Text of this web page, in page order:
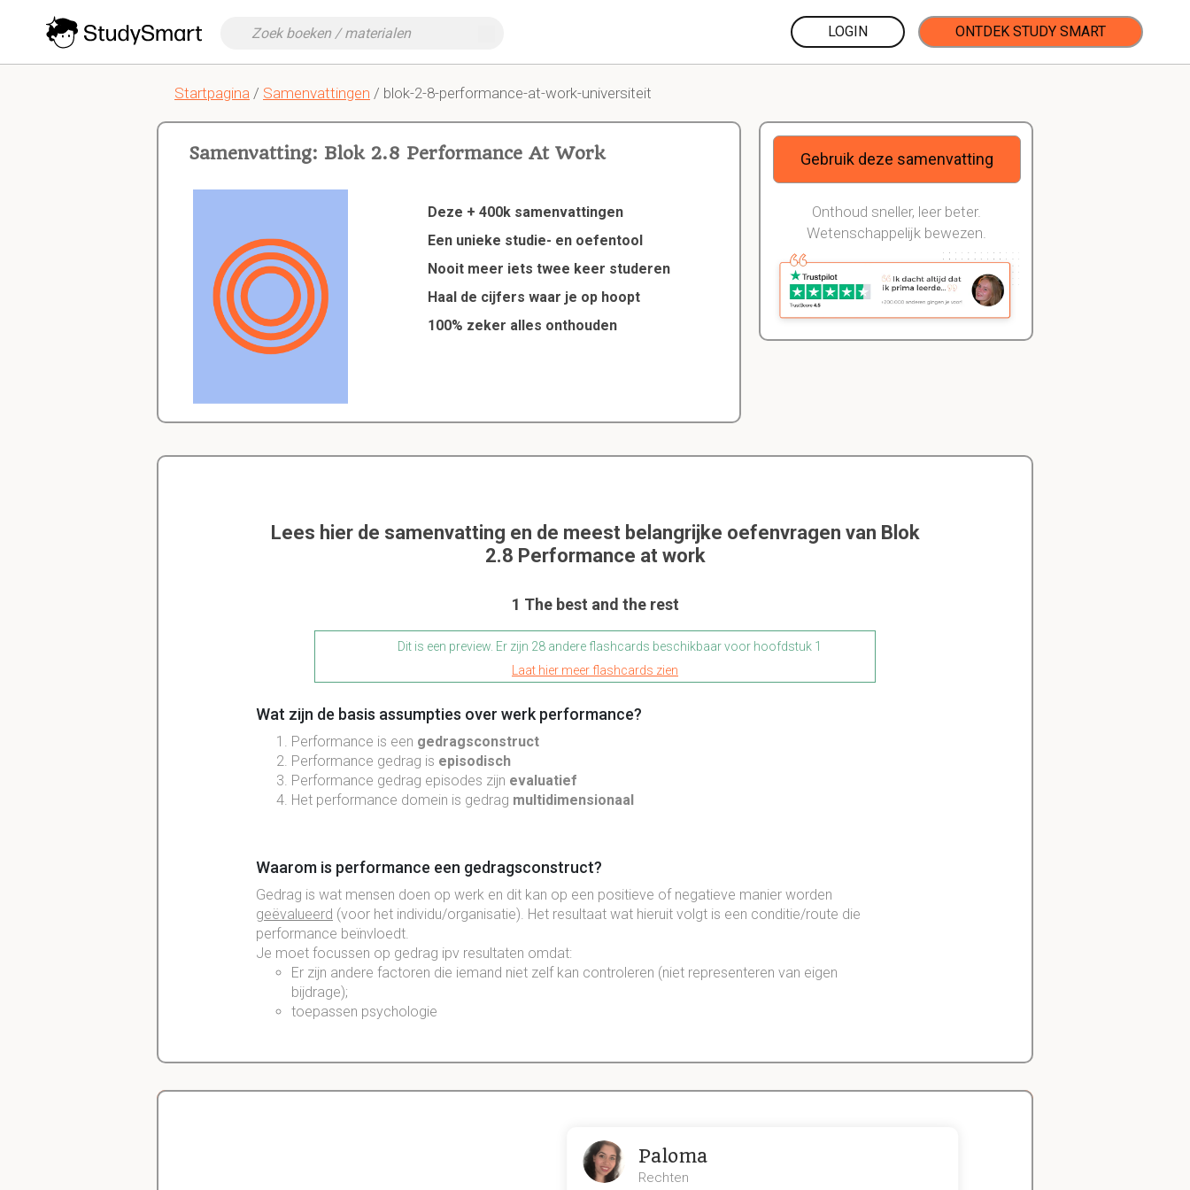
LOGIN ONTDEK STUDY SMART
Startpagina / Samenvattingen / blok-2-8-performance-at-work-universiteit
Samenvatting: Blok 2.8 Performance At Work
Deze + 400k samenvattingen
Een unieke studie- en oefentool
Nooit meer iets twee keer studeren
Haal de cijfers waar je op hoopt
100% zeker alles onthouden
Gebruik deze samenvatting
Onthoud sneller, leer beter.
Wetenschappelijk bewezen.
Lees hier de samenvatting en de meest belangrijke oefenvragen van Blok
2.8 Performance at work
1 The best and the rest
Dit is een preview. Er zijn 28 andere flashcards beschikbaar voor hoofdstuk 1
Laat hier meer flashcards zien
Wat zijn de basis assumpties over werk performance?
Performance is een gedragsconstruct
Performance gedrag is episodisch
Performance gedrag episodes zijn evaluatief
Het performance domein is gedrag multidimensionaal
Waarom is performance een gedragsconstruct?
Gedrag is wat mensen doen op werk en dit kan op een positieve of negatieve manier worden
geëvalueerd (voor het individu/organisatie). Het resultaat wat hieruit volgt is een conditie/route die
performance beïnvloedt
Je moet focussen op gedrag ipv resultaten omdat:
Er zijn andere factoren die iemand niet zelf kan controleren (niet representeren van eigen
bijdrage);
toepassen psychologie
die het begin en het einde aangeven. Wordt wel beïnvloedt door perceptie en situatie.
Paloma
Rechten